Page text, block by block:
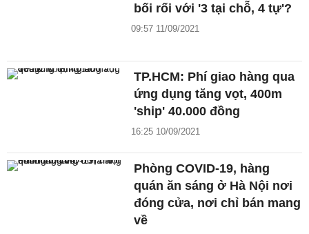
bối rối với '3 tại chỗ, 4 tự'?
09:57 11/09/2021
TP.HCM: Phí giao hàng qua
ứng dụng tăng vọt, 400m
'ship' 40.000 đồng
16:25 10/09/2021
Phòng COVID-19, hàng
quán ăn sáng ở Hà Nội nơi
đóng cửa, nơi chỉ bán mang
về